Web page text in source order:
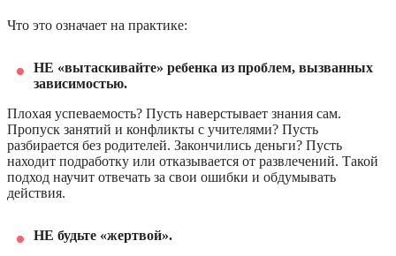
Что это означает на практике:
НЕ «вытаскивайте» ребенка из проблем, вызванных
зависимостью.
Плохая успеваемость? Пусть наверстывает знания сам.
Пропуск занятий и конфликты с учителями? Пусть
разбирается без родителей. Закончились деньги? Пусть
находит подработку или отказывается от развлечений. Такой
подход научит отвечать за свои ошибки и обдумывать
действия.
НЕ будьте «жертвой».